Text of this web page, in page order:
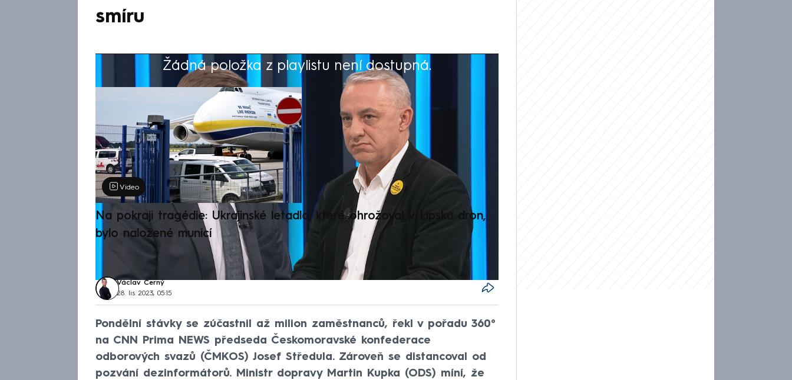
smíru
Žádná položka z playlistu není dostupná.
Výběr redakce
Video
Na pokraji tragédie: Ukrajinské letadlo, které ohrožoval v Lipsku dron,
bylo naložené municí
Václav Černý
28. lis 2023, 05:15
Pondělní stávky se zúčastnil až milion zaměstnanců, řekl v pořadu 360°
na CNN Prima NEWS předseda Českomoravské konfederace
odborových svazů (ČMKOS) Josef Středula. Zároveň se distancoval od
pozvání dezinformátorů. Ministr dopravy Martin Kupka (ODS) míní, že